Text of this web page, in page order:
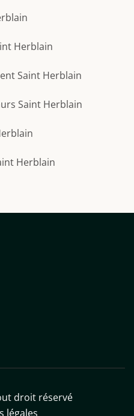
Herblain
Saint Herblain
Saint Herblain
Herblain
droit réservé
légales